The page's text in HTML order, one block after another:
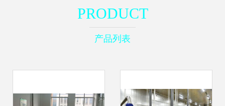
PRODUCT
产品列表